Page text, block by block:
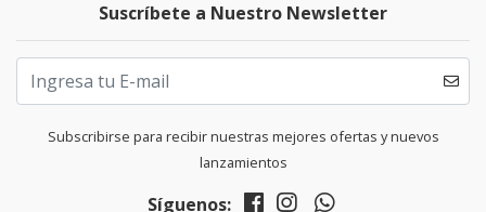
Suscríbete a Nuestro Newsletter
Subscribirse para recibir nuestras mejores ofertas y nuevos
lanzamientos
Síguenos: